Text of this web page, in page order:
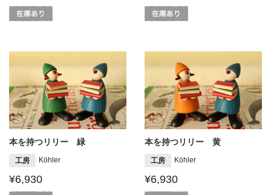
本を持つリリー 緑
工房 Köhler
¥6,930
本を持つリリー 黄
工房 Köhler
¥6,930